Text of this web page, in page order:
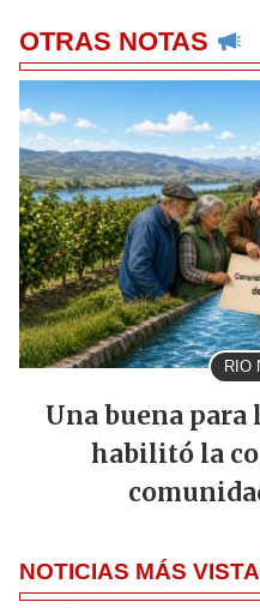
OTRAS NOTAS
RIO
Una buena para
habilitó la
NOTICIAS MÁS